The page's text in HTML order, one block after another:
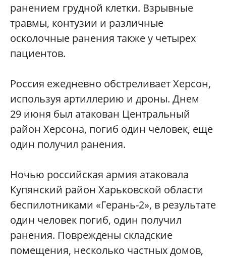
ранением грудной клетки. Взрывные
травмы, контузии и различные
осколочные ранения также у четырех
пациентов.
Россия ежедневно обстреливает Херсон,
используя артиллерию и дроны. Днем
29 июня был атакован Центральный
район Херсона, погиб один человек, еще
один получил ранения.
Ночью российская армия атаковала
Купянский район Харьковской области
беспилотниками «Герань-2», в результате
один человек погиб, один получил
ранения. Повреждены складские
помещения, несколько частных домов,